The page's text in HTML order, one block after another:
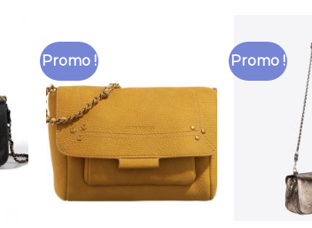
Promo ! Promo !